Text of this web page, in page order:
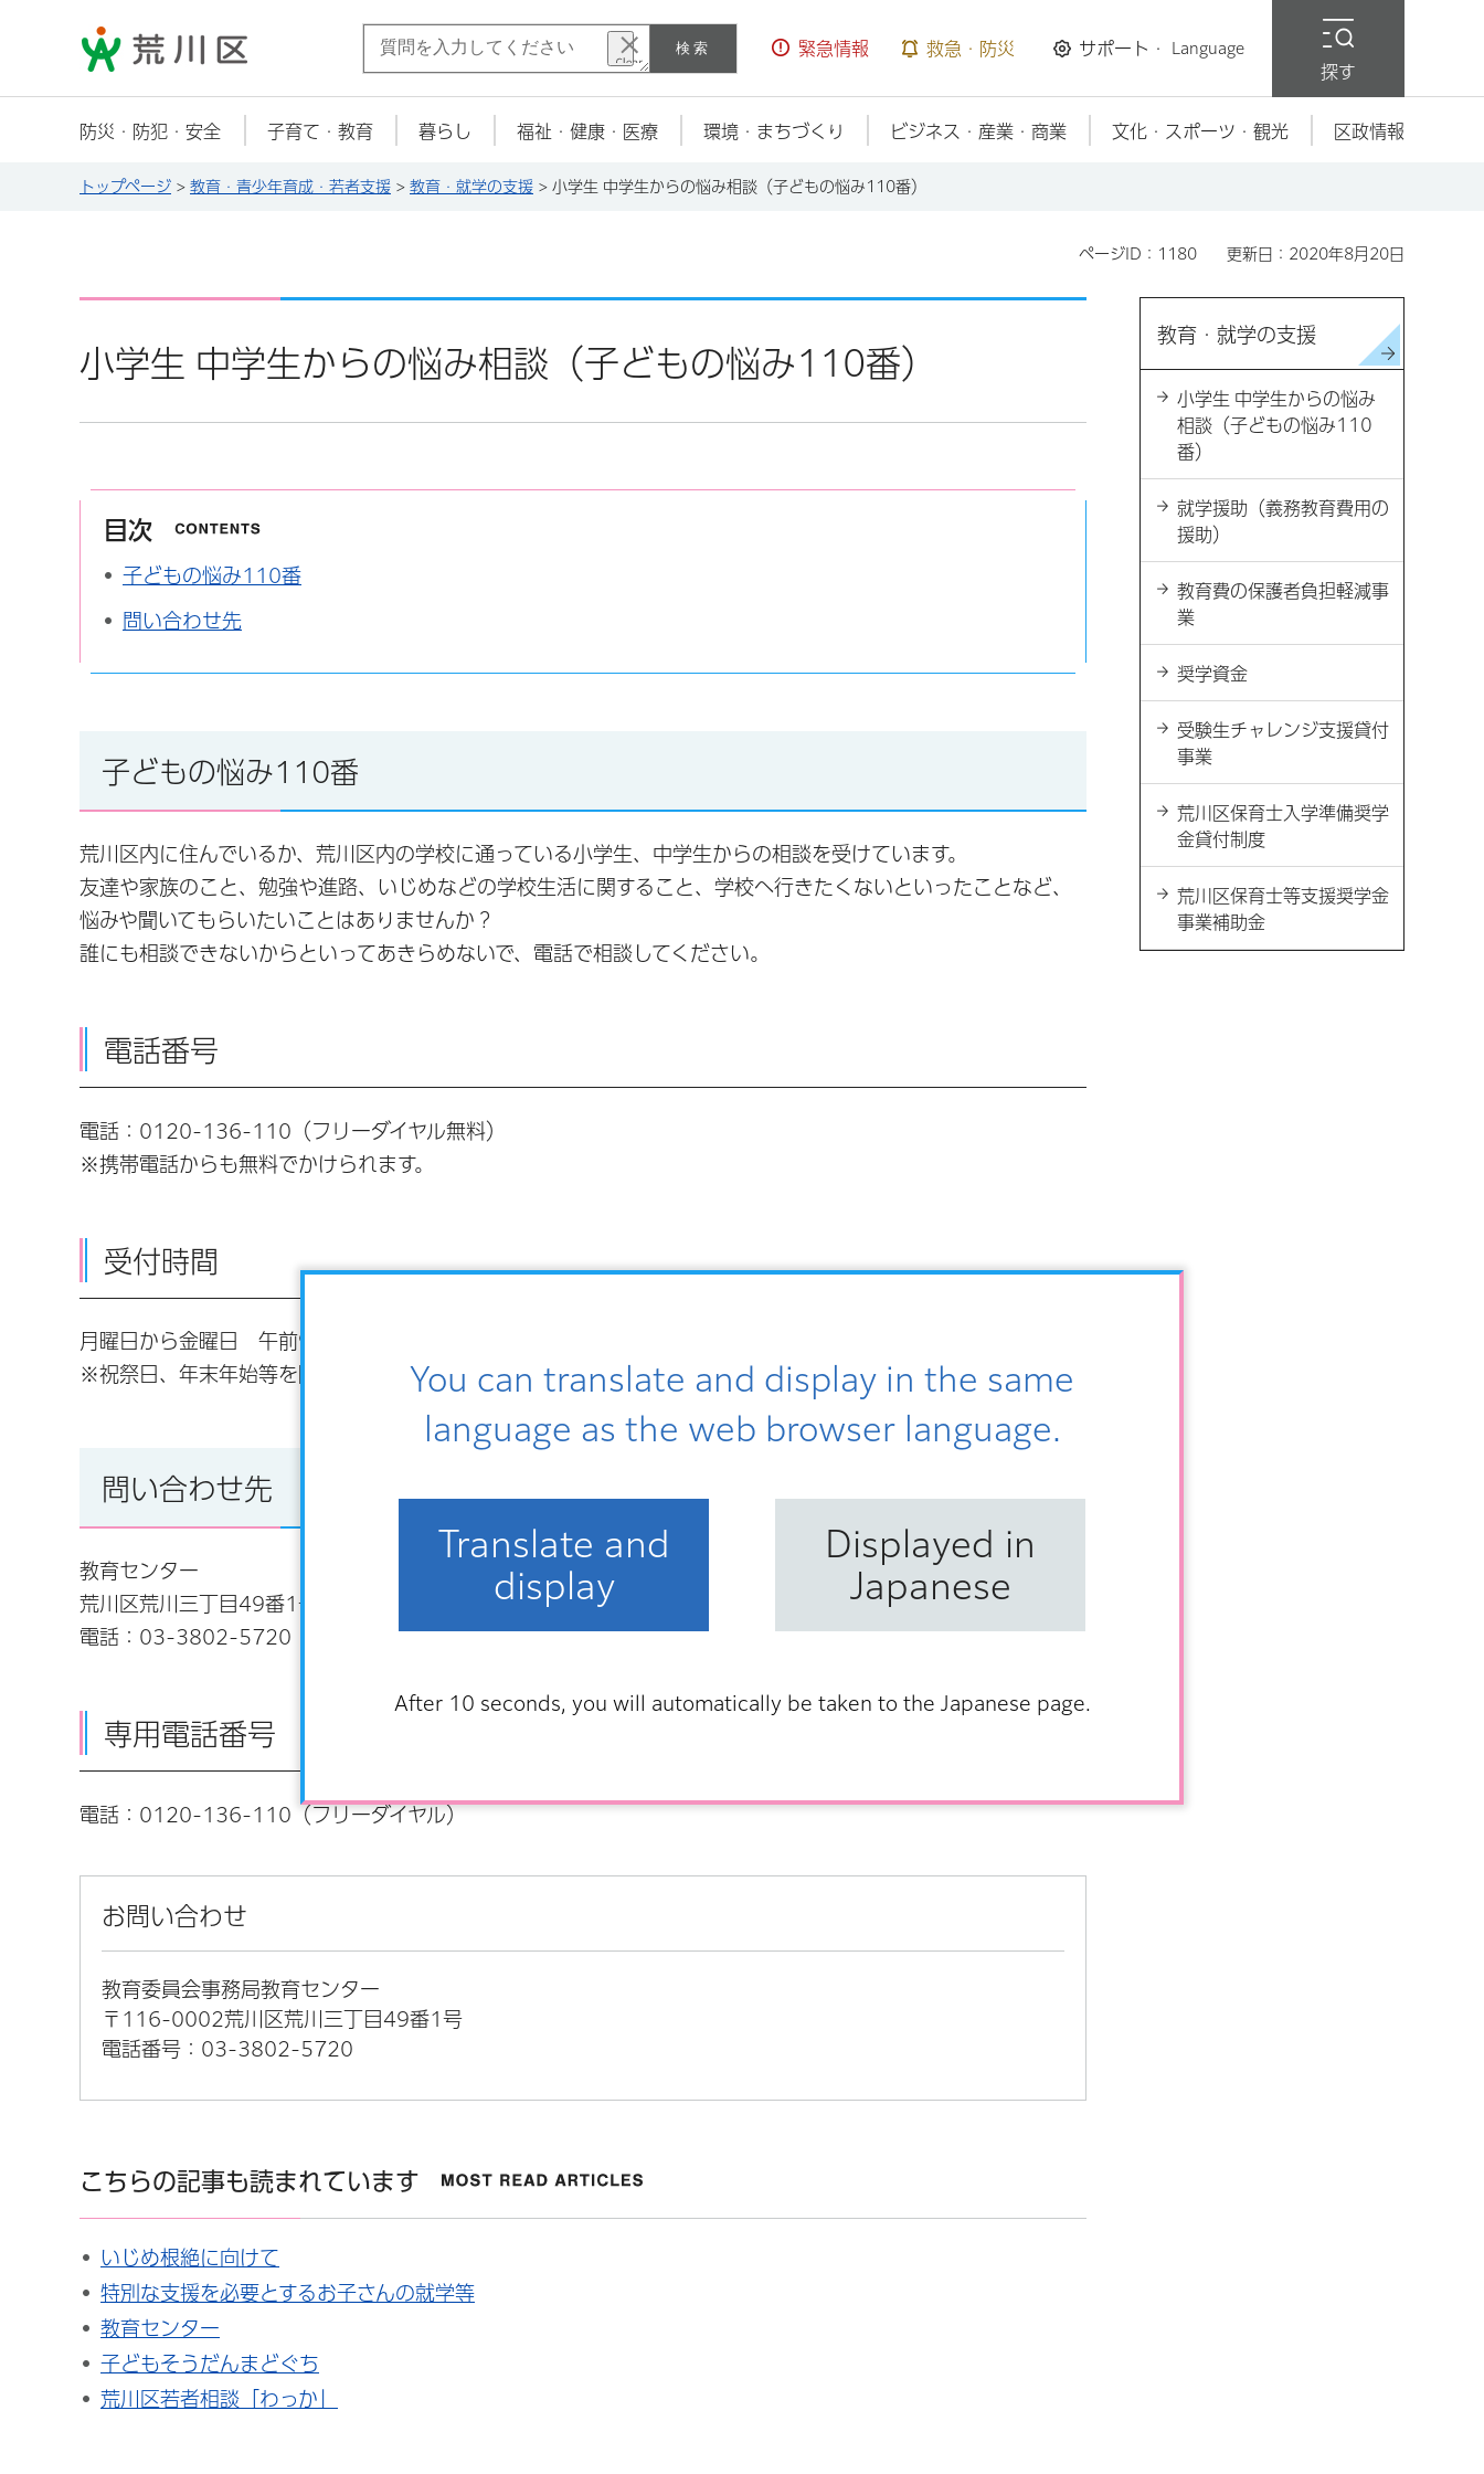
You can translate and display in the same
language as the web browser language.
Translate and
display
Displayed in
Japanese
After 10 seconds, you will automatically be taken to the Japanese page.
荒川区 検索 緊急情報 救急・防災 サポート・ Language
探す
防災・防犯・安全 子育て・教育 暮らし 福祉・健康・医療 環境・まちづくり ビジネス・産業・商業 文化・スポーツ・観光 区政情報
トップページ > 教育・青少年育成・若者支援 > 教育・就学の支援 > 小学生 中学生からの悩み相談（子どもの悩み110番）
ページID：1180 更新日：2020年8月20日
小学生 中学生からの悩み相談（子どもの悩み110番）
目次
子どもの悩み110番
問い合わせ先
子どもの悩み110番
荒川区内に住んでいるか、荒川区内の学校に通っている小学生、中学生からの相談を受けています。
友達や家族のこと、勉強や進路、いじめなどの学校生活に関すること、学校へ行きたくないといったことなど、
悩みや聞いてもらいたいことはありませんか？
誰にも相談できないからといってあきらめないで、電話で相談してください。
電話番号
電話： 0120-136-110 （フリーダイヤル無料）
※携帯電話からも無料でかけられます。
受付時間
月曜日から金曜日 午前9時から午後5時
※祝祭日、年末年始等を除く
問い合わせ先
教育センター
荒川区荒川三丁目49番1号
電話： 03-3802-5720
専用電話番号
電話： 0120-136-110 （フリーダイヤル）
お問い合わせ
教育委員会事務局教育センター
〒116-0002荒川区荒川三丁目49番1号
電話番号：03-3802-5720
こちらの記事も読まれています
いじめ根絶に向けて
特別な支援を必要とするお子さんの就学等
教育センター
子どもそうだんまどぐち
荒川区若者相談「わっか」
教育・就学の支援
小学生 中学生からの悩み
相談（子どもの悩み110
番）
就学援助（義務教育費用の
援助）
教育費の保護者負担軽減事
業
奨学資金
受験生チャレンジ支援貸付
事業
荒川区保育士入学準備奨学
金貸付制度
荒川区保育士等支援奨学金
事業補助金